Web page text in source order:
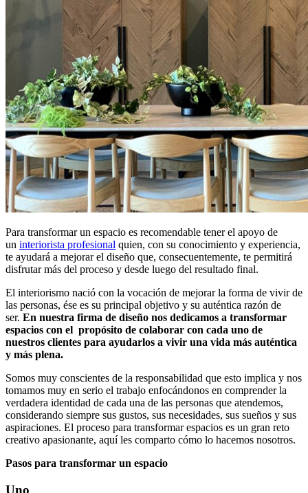
Para transformar un espacio es recomendable tener el apoyo de
un interiorista profesional quien, con su conocimiento y experiencia,
te ayudará a mejorar el diseño que, consecuentemente, te permitirá
disfrutar más del proceso y desde luego del resultado final.
El interiorismo nació con la vocación de mejorar la forma de vivir de
las personas, ése es su principal objetivo y su auténtica razón de
ser. En nuestra firma de diseño nos dedicamos a transformar
espacios con el propósito de colaborar con cada uno de
nuestros clientes para ayudarlos a vivir una vida más auténtica
y más plena.
Somos muy conscientes de la responsabilidad que esto implica y nos
tomamos muy en serio el trabajo enfocándonos en comprender la
verdadera identidad de cada una de las personas que atendemos,
considerando siempre sus gustos, sus necesidades, sus sueños y sus
aspiraciones. El proceso para transformar espacios es un gran reto
creativo apasionante, aquí les comparto cómo lo hacemos nosotros.
Pasos para transformar un espacio
Uno